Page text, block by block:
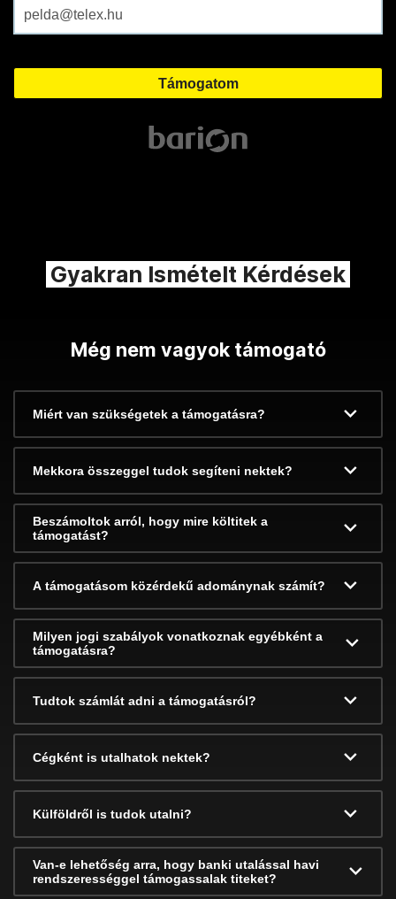
Gyakran Ismételt Kérdések
Még nem vagyok támogató
Miért van szükségetek a támogatásra?
Mekkora összeggel tudok segíteni nektek?
Beszámoltok arról, hogy mire költitek a
támogatást?
A támogatásom közérdekű adománynak számít?
Milyen jogi szabályok vonatkoznak egyébként a
támogatásra?
Tudtok számlát adni a támogatásról?
Cégként is utalhatok nektek?
Külföldről is tudok utalni?
Van-e lehetőség arra, hogy banki utalással havi
rendszerességgel támogassalak titeket?